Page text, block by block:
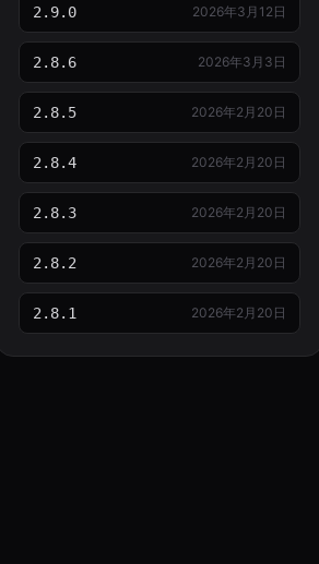
2.9.0 2026年3月12日
2.8.6 2026年3月3日
2.8.5 2026年2月20日
2.8.4 2026年2月20日
2.8.3 2026年2月20日
2.8.2 2026年2月20日
2.8.1 2026年2月20日